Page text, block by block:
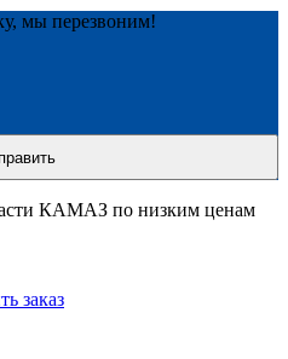
мы перезвоним!
КАМАЗ по низким ценам
заказ